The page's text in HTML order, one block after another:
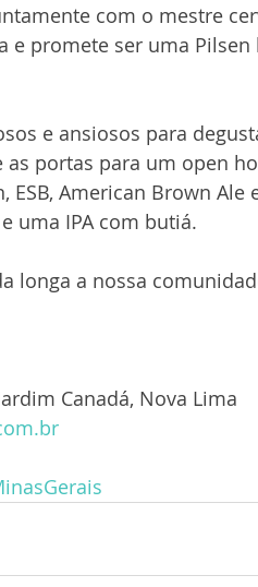
com o mestre
e promete ser uma
e ansiosos para
as portas para um open
ESB, American Brown
uma IPA com butiá.
longa a nossa
Canadá, Nova Lima